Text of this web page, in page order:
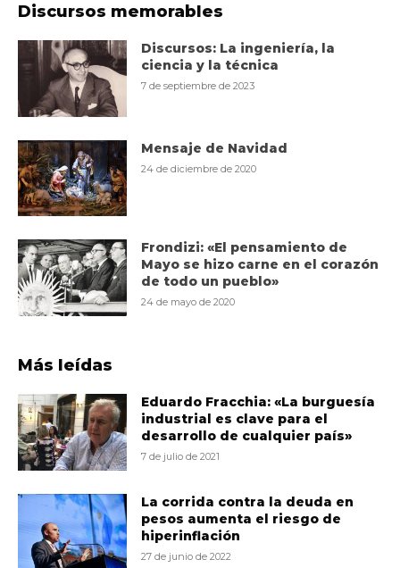
Discursos memorables
Discursos: La ingeniería, la
ciencia y la técnica
7 de septiembre de 2023
Mensaje de Navidad
24 de diciembre de 2020
Frondizi: «El pensamiento de
Mayo se hizo carne en el corazón
de todo un pueblo»
24 de mayo de 2020
Más leídas
Eduardo Fracchia: «La burguesía
industrial es clave para el
desarrollo de cualquier país»
7 de julio de 2021
La corrida contra la deuda en
pesos aumenta el riesgo de
hiperinflación
27 de junio de 2022